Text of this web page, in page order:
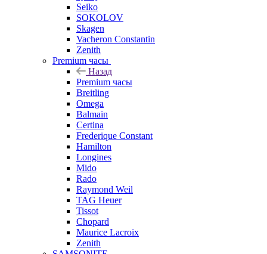
Seiko
SOKOLOV
Skagen
Vacheron Constantin
Zenith
Premium часы
Назад
Premium часы
Breitling
Omega
Balmain
Certina
Frederique Constant
Hamilton
Longines
Mido
Rado
Raymond Weil
TAG Heuer
Tissot
Chopard
Maurice Lacroix
Zenith